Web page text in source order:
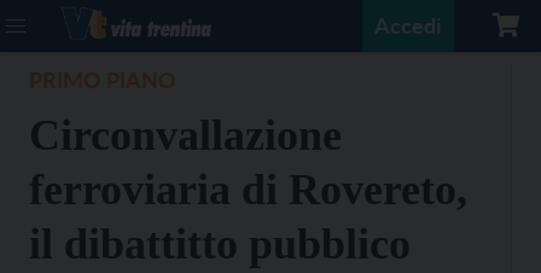
Accedi
Circonvallazione
ferroviaria di Rovereto,
il dibattitto pubblico